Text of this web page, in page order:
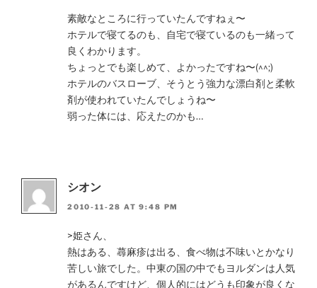
素敵なところに行っていたんですねぇ〜
ホテルで寝てるのも、自宅で寝ているのも一緒って
良くわかります。
ちょっとでも楽しめて、よかったですね〜(^^;)
ホテルのバスローブ、そうとう強力な漂白剤と柔軟
剤が使われていたんでしょうね〜
弱った体には、応えたのかも…
シオン
2010-11-28 AT 9:48 PM
>姫さん、
熱はある、蕁麻疹は出る、食べ物は不味いとかなり
苦しい旅でした。中東の国の中でもヨルダンは人気
があるんですけど、個人的にはどうも印象が良くな